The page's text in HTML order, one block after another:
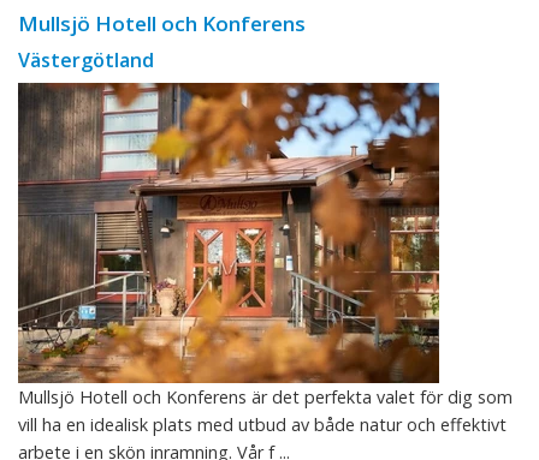
Mullsjö Hotell och Konferens
Västergötland
Mullsjö Hotell och Konferens är det perfekta valet för dig som
vill ha en idealisk plats med utbud av både natur och effektivt
arbete i en skön inramning. Vår f ...